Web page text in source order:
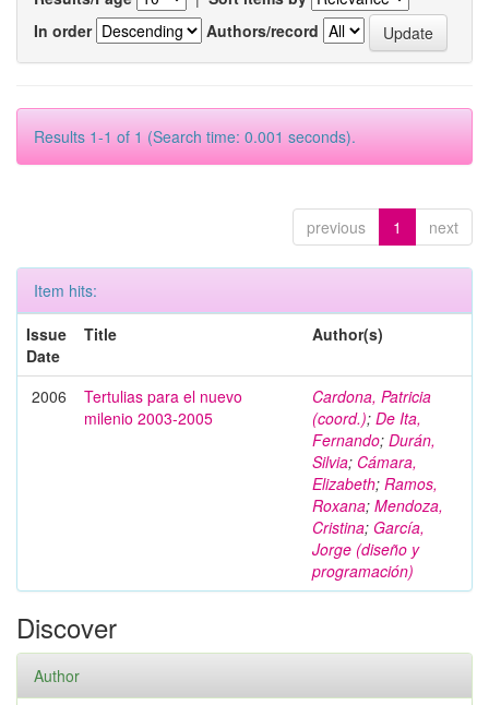
In order
Authors/record
Results 1-1 of 1 (Search time: 0.001 seconds).
previous 1 next
Item hits:
Issue
Date
Title Author(s)
2006
Tertulias para el nuevo
milenio 2003-2005
Cardona, Patricia
(coord.); De Ita,
Fernando; Durán,
Silvia; Cámara,
Elizabeth; Ramos,
Roxana; Mendoza,
Cristina; García,
Jorge (diseño y
programación)
Discover
Author